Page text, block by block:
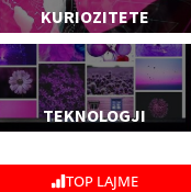
KURIOZITETE
TEKNOLOGJI
TOP LAJME